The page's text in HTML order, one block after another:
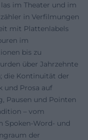
im Theater und im
in Verfilmungen
mit Plattenlabels
im
bis zu
über Jahrzehnte
die Kontinuität der
und Prosa auf
Pausen und Pointen
– vom
Spoken-Word- und
der